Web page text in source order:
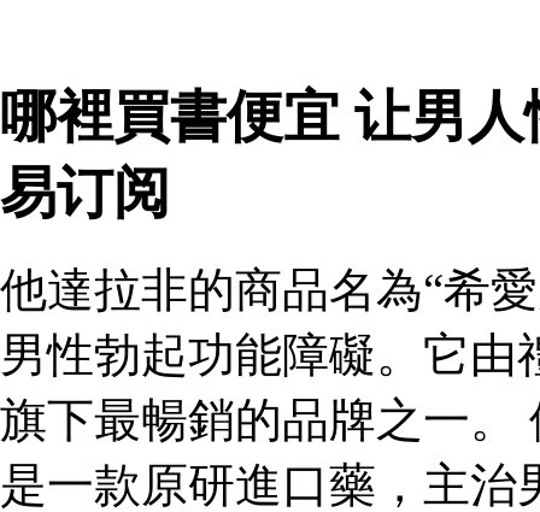
哪裡買書便宜 让男
易订阅
他達拉非的商品名為“希
男性勃起功能障礙。它
旗下最暢銷的品牌之一。
是一款原研進口藥，主